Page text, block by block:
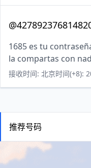
1685 es tu
la compartas con
接收时间: 北京时间(+8):
推荐号码